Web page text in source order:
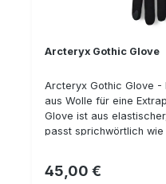
Arcteryx Gothic Glove
Arcteryx Gothic Glove -
aus Wolle für eine
Glove ist aus
passt sprichwörtlich wie
Innovativ ist auch ein
Regulärer Preis:
45,00 €